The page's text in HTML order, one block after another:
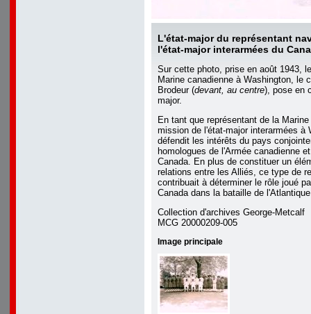
L'état-major du représentant
l'état-major interarmées du
Sur cette photo, prise en août 1943,
Marine canadienne à Washington, le
Brodeur (devant, au centre), pose en
major.
En tant que représentant de la
mission de l'état-major interarmées à
défendit les intérêts du pays
homologues de l'Armée canadienne
Canada. En plus de constituer un
relations entre les Alliés, ce type de
contribuait à déterminer le rôle joué
Canada dans la bataille de
Collection d'archives George-Metcalf
MCG 20000209-005
Image principale